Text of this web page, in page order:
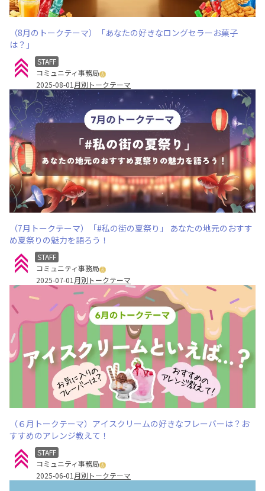
（8月のトークテーマ）「あなたの好きなロングセラーお菓子
は？」
STAFF
コミュニティ事務局
2025-08-01 月別トークテーマ
（7月トークテーマ）「#私の街の夏祭り」 あなたの地元のおすす
め夏祭りの魅力を語ろう！
STAFF
コミュニティ事務局
2025-07-01 月別トークテーマ
（６月トークテーマ）アイスクリームの好きなフレーバーは？お
すすめのアレンジ教えて！
STAFF
コミュニティ事務局
2025-06-01 月別トークテーマ